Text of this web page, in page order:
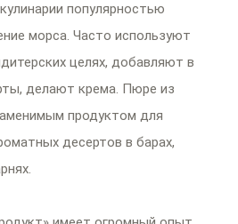
популярностью
морса. Часто используют
целях, добавляют в
делают крема. Пюре из
продуктом для
десертов в барах,